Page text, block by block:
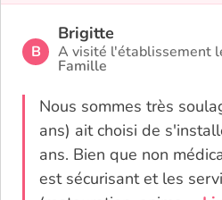
B
Brigitte
A visité l'établissement
Famille
Nous sommes très
ans) ait choisi de
ans. Bien que non
est sécurisant et les